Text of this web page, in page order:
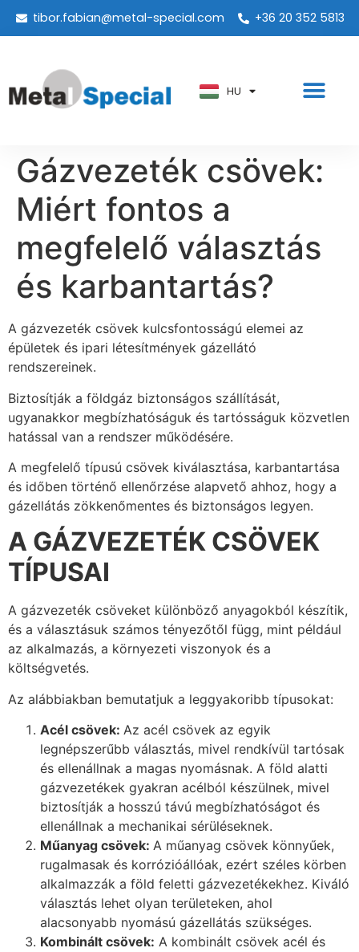
tibor.fabian@metal-special.com +36 20 352 5813
HU
PT
AR
Gázvezeték csövek:
Miért fontos a
megfelelő választás
és karbantartás?
A gázvezeték csövek kulcsfontosságú elemei az
épületek és ipari létesítmények gázellátó
rendszereinek.
Biztosítják a földgáz biztonságos szállítását,
ugyanakkor megbízhatóságuk és tartósságuk közvetlen
hatással van a rendszer működésére.
A megfelelő típusú csövek kiválasztása, karbantartása
és időben történő ellenőrzése alapvető ahhoz, hogy a
gázellátás zökkenőmentes és biztonságos legyen.
A GÁZVEZETÉK CSÖVEK
TÍPUSAI
A gázvezeték csöveket különböző anyagokból készítik,
és a választásuk számos tényezőtől függ, mint például
az alkalmazás, a környezeti viszonyok és a
költségvetés.
Az alábbiakban bemutatjuk a leggyakoribb típusokat:
Acél csövek: Az acél csövek az egyik
legnépszerűbb választás, mivel rendkívül tartósak
és ellenállnak a magas nyomásnak. A föld alatti
gázvezetékek gyakran acélból készülnek, mivel
biztosítják a hosszú távú megbízhatóságot és
ellenállnak a mechanikai sérüléseknek.
Műanyag csövek: A műanyag csövek könnyűek,
rugalmasak és korrózióállóak, ezért széles körben
alkalmazzák a föld feletti gázvezetékekhez. Kiváló
választás lehet olyan területeken, ahol
alacsonyabb nyomású gázellátás szükséges.
Kombinált csövek: A kombinált csövek acél és